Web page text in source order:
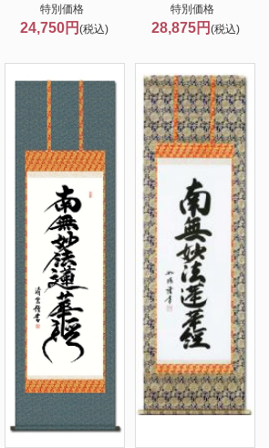
特別価格
24,750円(税込)
特別価格
28,875円 (税込)